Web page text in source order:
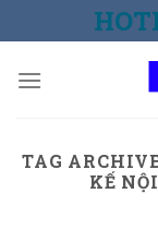
to
TAG
KẾ